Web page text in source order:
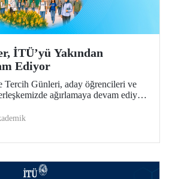
İTÜ’yü Yakından
Ediyor
Tercih Günleri, aday öğrencileri ve
ağırlamaya devam ediyor.
adaylara bilgi vermeye devam